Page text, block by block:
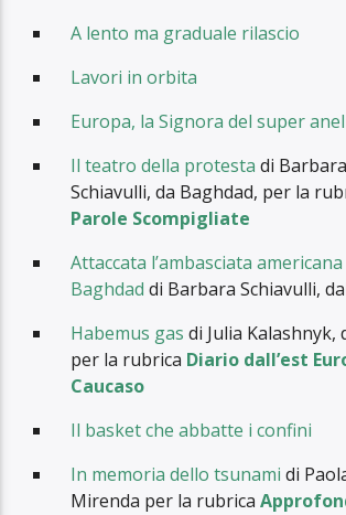
A lento ma graduale rilascio
Lavori in orbita
Europa, la Signora del super
Il teatro della protesta di Barbara
Schiavulli, da Baghdad, per la
Parole Scompigliate
Attaccata l’ambasciata americana
Baghdad di Barbara Schiavulli,
Habemus gas di Julia Kalashnyk,
per la rubrica Diario dall’est
Caucaso
Il basket che abbatte i confini
In memoria dello tsunami di
Mirenda per la rubrica